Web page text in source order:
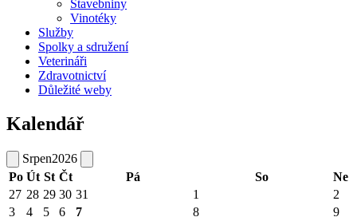
Stavebniny
Vinotéky
Služby
Spolky a sdružení
Veterináři
Zdravotnictví
Důležité weby
Kalendář
Srpen2026
Po Út St Čt Pá So
Ne
27 28 29 30 31 1
2
3
4 5 6 7 8 9